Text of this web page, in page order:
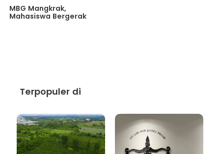
MBG Mangkrak,
Mahasiswa Bergerak
Terpopuler di